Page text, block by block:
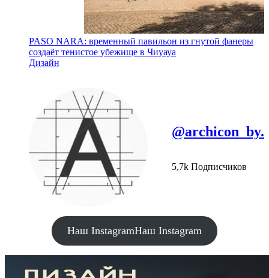
PASO NARA: временный павильон из гнутой фанеры
создаёт тенистое убежище в Чиуауа
Дизайн
@archicon_by.
5,7k Подписчиков
Наш InstagramНаш Instagram